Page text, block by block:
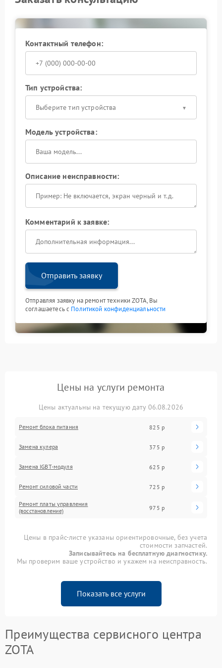
Контактный телефон:
Тип устройства:
Выберите тип устройства
Модель устройства:
Описание неисправности:
Комментарий к заявке:
Отправить заявку
Отправляя заявку на ремонт техники ZOTA, Вы
соглашаетесь с Политикой конфиденциальности
Цены на услуги ремонта
Цены актуальны на текущую дату 06.08.2026
Ремонт блока питания 825 р
Замена кулера 375 р
Замена IGBT-модуля 625 р
Ремонт силовой части 725 р
Ремонт платы управления
(восстановление)
975 р
Цены в прайс-листе указаны ориентировочные, без учета
стоимости запчастей.
Записывайтесь на бесплатную диагностику.
Мы проверим ваше устройство и укажем на неисправность.
Показать все услуги
Преимущества сервисного центра
ZOTA